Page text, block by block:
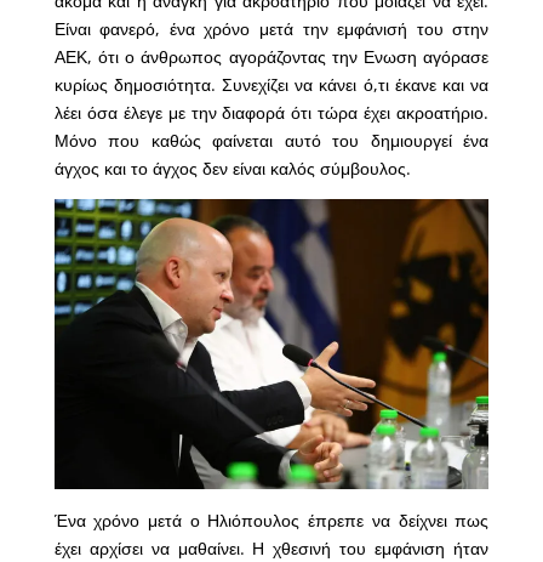
Είναι φανερό, ένα χρόνο μετά την εμφάνισή του στην
ΑΕΚ, ότι ο άνθρωπος αγοράζοντας την Ενωση αγόρασε
κυρίως δημοσιότητα. Συνεχίζει να κάνει ό,τι έκανε και να
λέει όσα έλεγε με την διαφορά ότι τώρα έχει ακροατήριο.
Μόνο που καθώς φαίνεται αυτό του δημιουργεί ένα
άγχος και το άγχος δεν είναι καλός σύμβουλος.
Ένα χρόνο μετά ο Ηλιόπουλος έπρεπε να δείχνει πως
έχει αρχίσει να μαθαίνει. Η χθεσινή του εμφάνιση ήταν